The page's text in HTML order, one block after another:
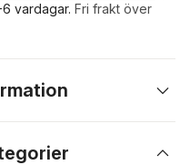
6 vardagar. Fri frakt över